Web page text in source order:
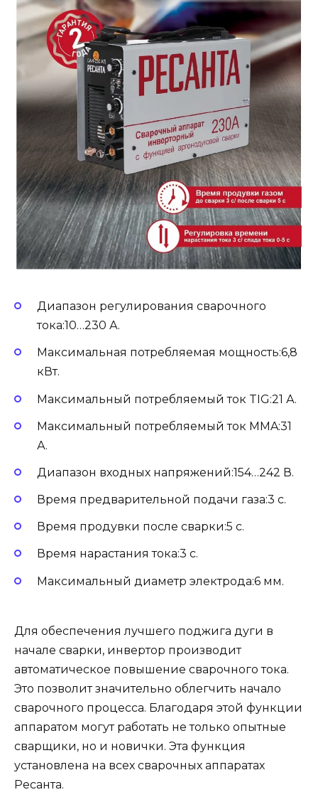
Диапазон регулирования сварочного
тока:10…230 А.
Максимальная потребляемая мощность:6,8
кВт.
Максимальный потребляемый ток TIG:21 А.
Максимальный потребляемый ток MMA:31
А.
Диапазон входных напряжений:154…242 В.
Время предварительной подачи газа:3 с.
Время продувки после сварки:5 с.
Время нарастания тока:3 с.
Максимальный диаметр электрода:6 мм.
Для обеспечения лучшего поджига дуги в
начале сварки, инвертор производит
автоматическое повышение сварочного тока.
Это позволит значительно облегчить начало
сварочного процесса. Благодаря этой функции
аппаратом могут работать не только опытные
сварщики, но и новички. Эта функция
установлена на всех сварочных аппаратах
Ресанта.